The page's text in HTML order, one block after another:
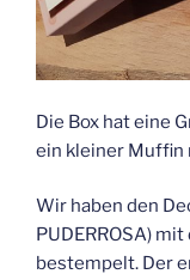
Die Box hat eine
ein kleiner Muffin
Wir haben den
PUDERROSA)
bestempelt. Der